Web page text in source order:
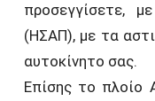
προσεγγίσετε,
(ΗΣΑΠ), με τα
αυτοκίνητο σας.
Επίσης το πλοίο